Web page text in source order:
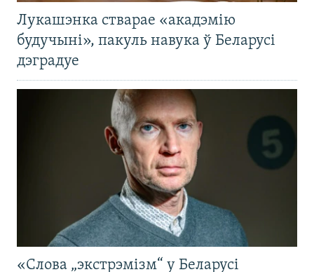
Лукашэнка стварае «акадэмію
будучыні», пакуль навука ў Беларусі
дэградуе
«Слова „экстрэмізм“ у Беларусі